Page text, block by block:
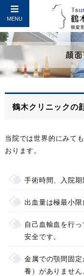
MENU
顔
鶴木クリニックの
当院では世界的にみて
おります。
手術時間、入院期
出血量は極最小限
自己血輸血を行
安全です。
金属での顎間固
養）がありません